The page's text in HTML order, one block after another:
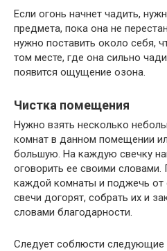
Если огонь начнет чадить,
предмета, пока она не
нужно поставить около себя,
том месте, где она сильно
появится ощущение озона.
Чистка помещения
Нужно взять несколько
комнат в данном помещении
большую. На каждую свечку
оговорить ее своими словами.
каждой комнаты и поджечь от
свечи догорят, собрать их и
словами благодарности.
Следует соблюсти следующие